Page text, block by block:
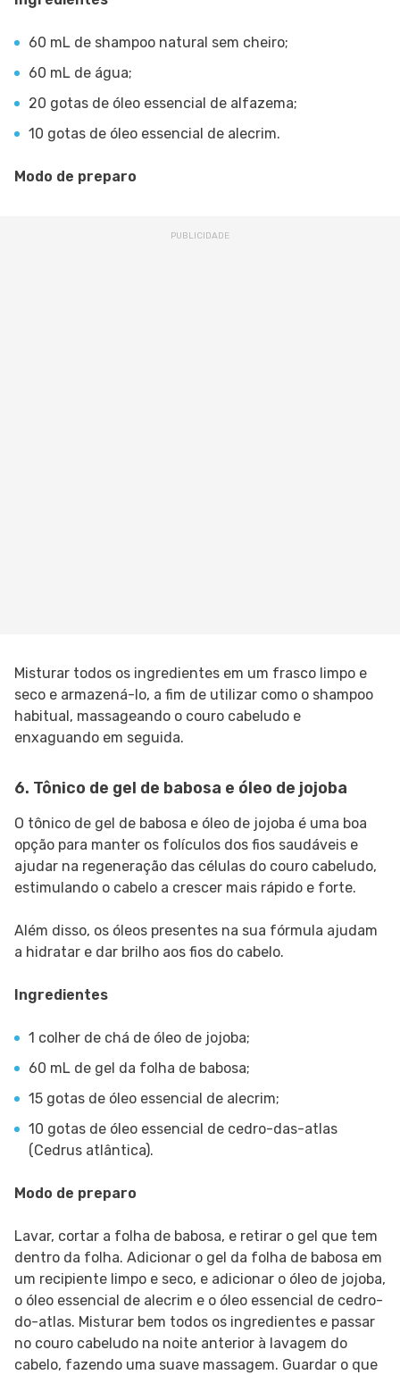
60 mL de shampoo natural sem cheiro;
60 mL de água;
20 gotas de óleo essencial de alfazema;
10 gotas de óleo essencial de alecrim.
Modo de preparo
Misturar todos os ingredientes em um frasco limpo e
seco e armazená-lo, a fim de utilizar como o shampoo
habitual, massageando o couro cabeludo e
enxaguando em seguida.
6. Tônico de gel de babosa e óleo de jojoba
O tônico de gel de babosa e óleo de jojoba é uma boa
opção para manter os folículos dos fios saudáveis e
ajudar na regeneração das células do couro cabeludo,
estimulando o cabelo a crescer mais rápido e forte.
Além disso, os óleos presentes na sua fórmula ajudam
a hidratar e dar brilho aos fios do cabelo.
Ingredientes
1 colher de chá de óleo de jojoba;
60 mL de gel da folha de babosa;
15 gotas de óleo essencial de alecrim;
10 gotas de óleo essencial de cedro-das-atlas
(Cedrus atlântica).
Modo de preparo
Lavar, cortar a folha de babosa, e retirar o gel que tem
dentro da folha. Adicionar o gel da folha de babosa em
um recipiente limpo e seco, e adicionar o óleo de jojoba,
o óleo essencial de alecrim e o óleo essencial de cedro-
do-atlas. Misturar bem todos os ingredientes e passar
no couro cabeludo na noite anterior à lavagem do
cabelo, fazendo uma suave massagem. Guardar o que